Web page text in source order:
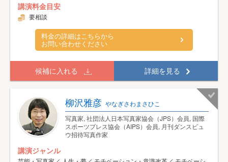
講演料金目安
要相談
料金の詳細はこちらから
お問い合わせください
候補に入れる 詳細を見る
柳沢雅彦 やなぎさわまさひこ
写真家, 社団法人日本写真家協会（JPS）会員, 国際
スポーツプレス協会（AIPS）会員, 月刊ダンスビュ
ウ招待写真作家
講演ジャンル